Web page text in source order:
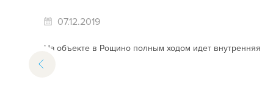
07.12.2019
На объекте в Рощино полным ходом идет